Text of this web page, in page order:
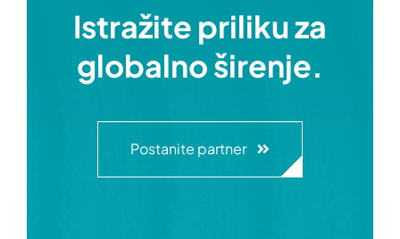
Istražite priliku za
globalno širenje.
Postanite partner